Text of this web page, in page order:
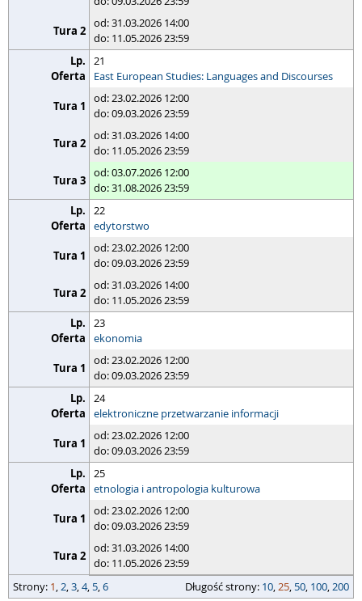
od: 31.03.2026 14:00
do: 11.05.2026 23:59
21
East European Studies: Languages and Discourses
od: 23.02.2026 12:00
do: 09.03.2026 23:59
od: 31.03.2026 14:00
do: 11.05.2026 23:59
od: 03.07.2026 12:00
do: 31.08.2026 23:59
22
edytorstwo
od: 23.02.2026 12:00
do: 09.03.2026 23:59
od: 31.03.2026 14:00
do: 11.05.2026 23:59
23
ekonomia
od: 23.02.2026 12:00
do: 09.03.2026 23:59
24
elektroniczne przetwarzanie informacji
od: 23.02.2026 12:00
do: 09.03.2026 23:59
25
etnologia i antropologia kulturowa
od: 23.02.2026 12:00
do: 09.03.2026 23:59
od: 31.03.2026 14:00
do: 11.05.2026 23:59
strony
Strony: 1,2,3,4, 5,6
długość strony Długość strony: 10,25, 50, 100,200